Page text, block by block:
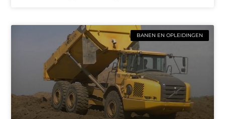
BANEN EN OPLEIDINGEN